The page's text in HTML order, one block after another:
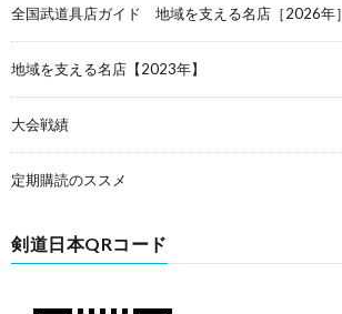
全国武道具店ガイド 地域を支える名店［2026年］
地域を支える名店【2023年】
大会戦績
定期購読のススメ
剣道日本QRコード